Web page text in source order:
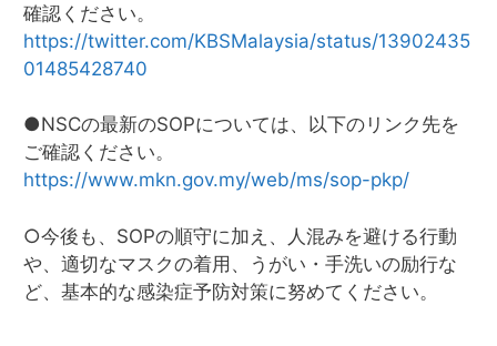
確認ください。
https://twitter.com/KBSMalaysia/status/13902435
01485428740
●NSCの最新のSOPについては、以下のリンク先を
ご確認ください。
https://www.mkn.gov.my/web/ms/sop-pkp/
○今後も、SOPの順守に加え、人混みを避ける行動
や、適切なマスクの着用、うがい・手洗いの励行な
ど、基本的な感染症予防対策に努めてください。